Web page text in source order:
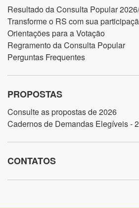
Resultado da Consulta Popular
Transforme o RS com sua
Orientações para a Votação
Regramento da Consulta Popular
Perguntas Frequentes
PROPOSTAS
Consulte as propostas de 2026
Cadernos de Demandas Elegíveis -
CONTATOS